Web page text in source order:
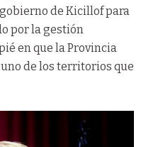
de Kicillof para
por la gestión
en que la Provincia
de los territorios que